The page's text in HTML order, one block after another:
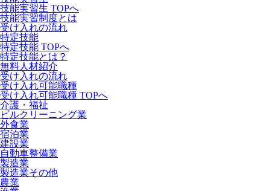
技能実習生 TOPへ
技能実習制度とは
受け入れの流れ
特定技能
特定技能 TOPへ
特定技能とは？
無料人材紹介
受け入れの流れ
受け入れ可能職種
受け入れ可能職種 TOPへ
介護・福祉
ビルクリーニング業
外食業
宿泊業
建設業
自動車整備業
製造業
製造業その他
農業